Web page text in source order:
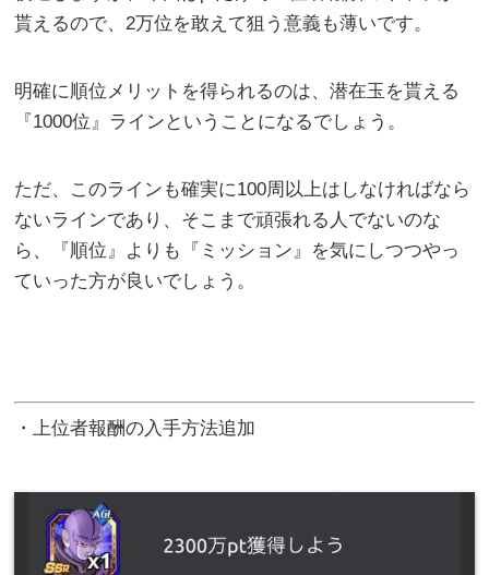
貰えるので、2万位を敢えて狙う意義も薄いです。
明確に順位メリットを得られるのは、潜在玉を貰える
『1000位』ラインということになるでしょう。
ただ、このラインも確実に100周以上はしなければなら
ないラインであり、そこまで頑張れる人でないのな
ら、『順位』よりも『ミッション』を気にしつつやっ
ていった方が良いでしょう。
・上位者報酬の入手方法追加